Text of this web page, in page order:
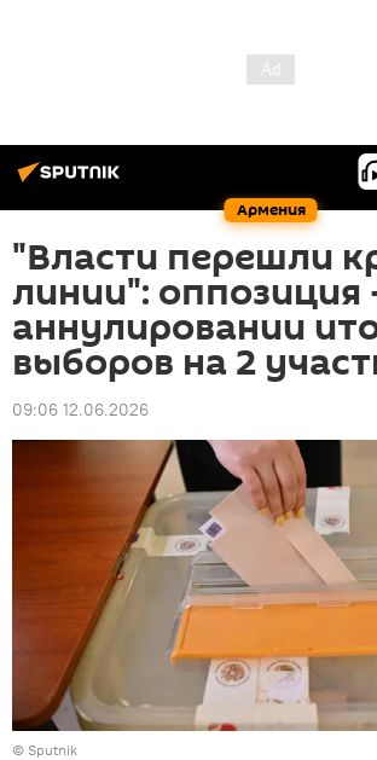
Армения
"Власти перешли
линии": оппозиция
аннулировании
выборов на 2
09:06 12.06.2026
© Sputnik